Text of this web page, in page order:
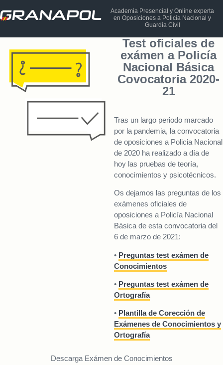
Academia Presencial y Online experta
en Oposiciones a Policía Nacional y
Guardia Civil
Test oficiales de
exámen a Policía
Nacional Básica
Covocatoria 2020-
21
Tras un largo periodo marcado
por la pandemia, la convocatoria
de oposiciones a Policia Nacional
de 2020 ha realizado a día de
hoy las pruebas de teoría,
conocimientos y psicotécnicos.
Os dejamos las preguntas de los
exámenes oficiales de
oposiciones a Policía Nacional
Básica de esta convocatoria del
6 de marzo de 2021:
• Preguntas test exámen de
Conocimientos
• Preguntas test exámen de
Ortografía
• Plantilla de Corección de
Exámenes de Conocimientos y
Ortografía
Descarga Exámen de Conocimientos